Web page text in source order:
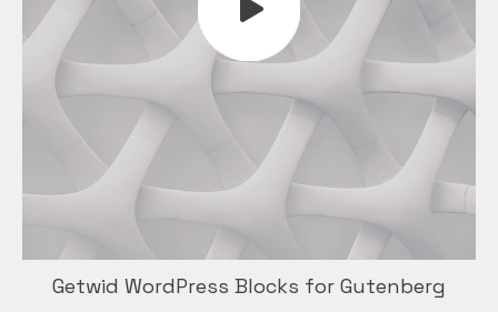
Getwid WordPress Blocks for Gutenberg